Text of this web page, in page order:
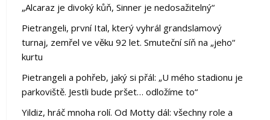
„Alcaraz je divoký kůň, Sinner je nedosažitelný“
Pietrangeli, první Ital, který vyhrál grandslamový
turnaj, zemřel ve věku 92 let. Smuteční síň na „jeho“
kurtu
Pietrangeli a pohřeb, jaký si přál: „U mého stadionu je
parkoviště. Jestli bude pršet… odložíme to“
Yildiz, hráč mnoha rolí. Od Motty dál: všechny role a